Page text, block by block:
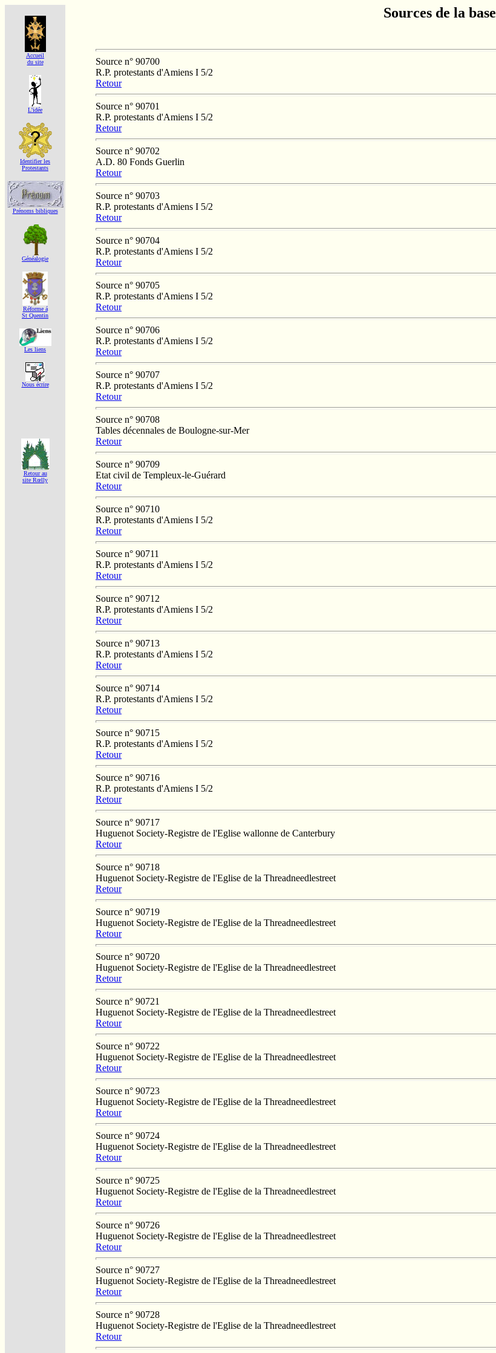
Accueil
du site
L'idée
Identifier les
Protestants
Prénoms bibliques
Généalogie
Réforme á
St Quentin
Les liens
Nous écrire
Retour au
site Rœlly
Sources de la base
Source n° 90700
R.P. protestants d'Amiens I 5/2
Retour
Source n° 90701
R.P. protestants d'Amiens I 5/2
Retour
Source n° 90702
A.D. 80 Fonds Guerlin
Retour
Source n° 90703
R.P. protestants d'Amiens I 5/2
Retour
Source n° 90704
R.P. protestants d'Amiens I 5/2
Retour
Source n° 90705
R.P. protestants d'Amiens I 5/2
Retour
Source n° 90706
R.P. protestants d'Amiens I 5/2
Retour
Source n° 90707
R.P. protestants d'Amiens I 5/2
Retour
Source n° 90708
Tables décennales de Boulogne-sur-Mer
Retour
Source n° 90709
Etat civil de Templeux-le-Guérard
Retour
Source n° 90710
R.P. protestants d'Amiens I 5/2
Retour
Source n° 90711
R.P. protestants d'Amiens I 5/2
Retour
Source n° 90712
R.P. protestants d'Amiens I 5/2
Retour
Source n° 90713
R.P. protestants d'Amiens I 5/2
Retour
Source n° 90714
R.P. protestants d'Amiens I 5/2
Retour
Source n° 90715
R.P. protestants d'Amiens I 5/2
Retour
Source n° 90716
R.P. protestants d'Amiens I 5/2
Retour
Source n° 90717
Huguenot Society-Registre de l'Eglise wallonne de Canterbury
Retour
Source n° 90718
Huguenot Society-Registre de l'Eglise de la Threadneedlestreet
Retour
Source n° 90719
Huguenot Society-Registre de l'Eglise de la Threadneedlestreet
Retour
Source n° 90720
Huguenot Society-Registre de l'Eglise de la Threadneedlestreet
Retour
Source n° 90721
Huguenot Society-Registre de l'Eglise de la Threadneedlestreet
Retour
Source n° 90722
Huguenot Society-Registre de l'Eglise de la Threadneedlestreet
Retour
Source n° 90723
Huguenot Society-Registre de l'Eglise de la Threadneedlestreet
Retour
Source n° 90724
Huguenot Society-Registre de l'Eglise de la Threadneedlestreet
Retour
Source n° 90725
Huguenot Society-Registre de l'Eglise de la Threadneedlestreet
Retour
Source n° 90726
Huguenot Society-Registre de l'Eglise de la Threadneedlestreet
Retour
Source n° 90727
Huguenot Society-Registre de l'Eglise de la Threadneedlestreet
Retour
Source n° 90728
Huguenot Society-Registre de l'Eglise de la Threadneedlestreet
Retour